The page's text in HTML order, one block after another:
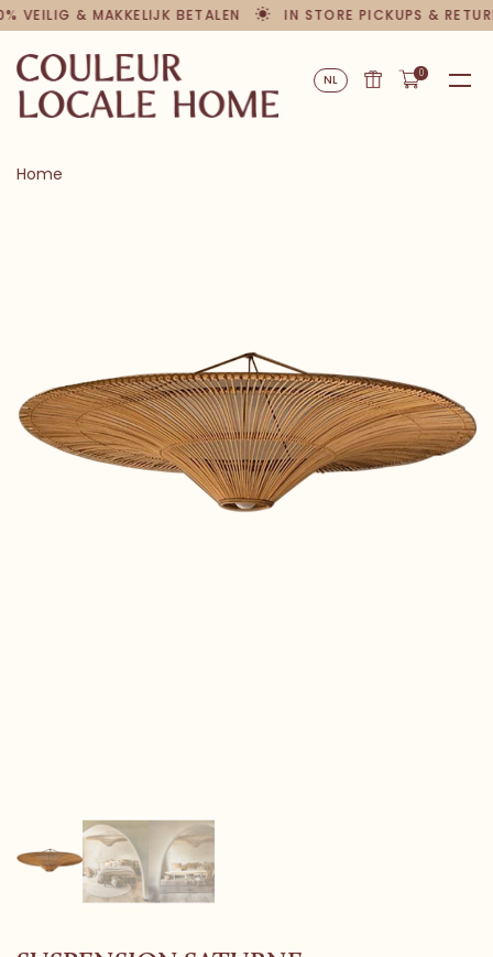
VEILIG & MAKKELIJK BETALEN IN STORE PICKUPS &
NL 0
Home